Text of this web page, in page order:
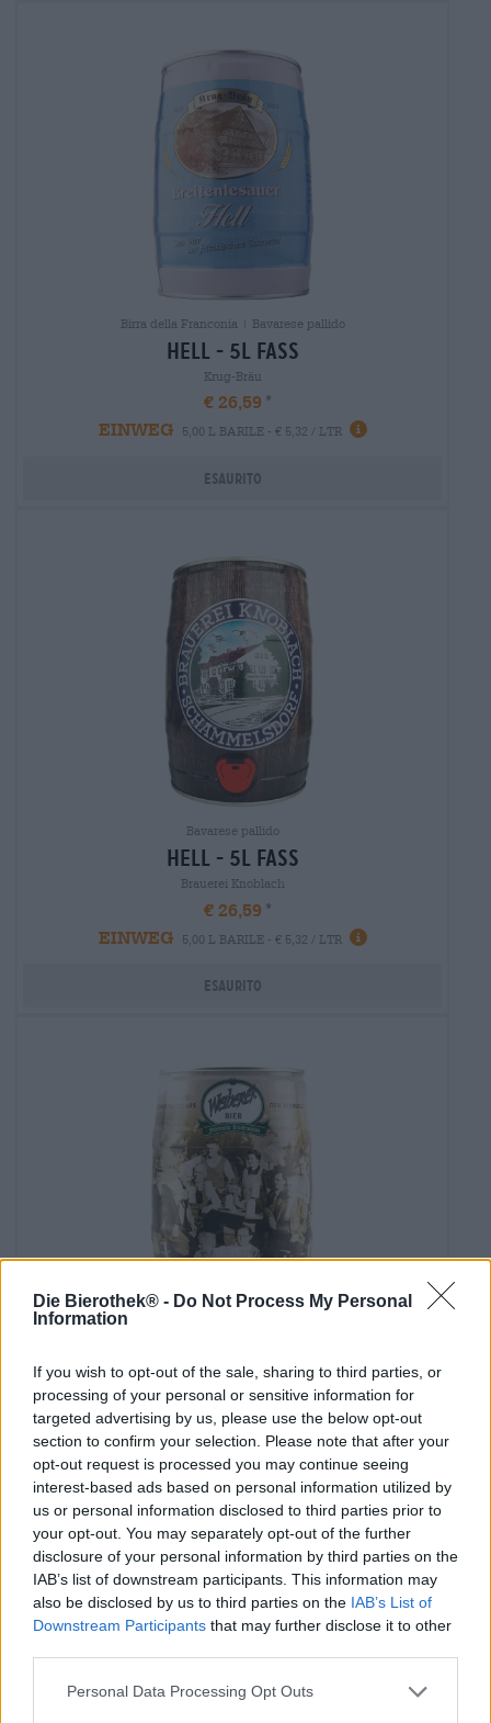
Die Bierothek® - Do Not Process My Personal
Information
If you wish to opt-out of the sale, sharing to third parties, or
processing of your personal or sensitive information for
targeted advertising by us, please use the below opt-out
section to confirm your selection. Please note that after your
opt-out request is processed you may continue seeing
interest-based ads based on personal information utilized by
us or personal information disclosed to third parties prior to
your opt-out. You may separately opt-out of the further
disclosure of your personal information by third parties on the
IAB’s list of downstream participants. This information may
also be disclosed by us to third parties on the IAB’s List of
Downstream Participants that may further disclose it to other
Personal Data Processing Opt Outs
Birra della Franconia | Bavarese pallido
hell - 5l fass
Krug-Bräu
€ 26,59
EINWEG
5,00 L BARILE - € 5,32 / LTR
Esaurito
Bavarese pallido
hell - 5l fass
Brauerei Knoblach
€ 26,59
EINWEG
5,00 L BARILE - € 5,32 / LTR
Esaurito
landbier - 5l
Weiherer Bier
€ 26,69
EINWEG
5,00 L BARILE - € 5,34 / LTR
Esaurito